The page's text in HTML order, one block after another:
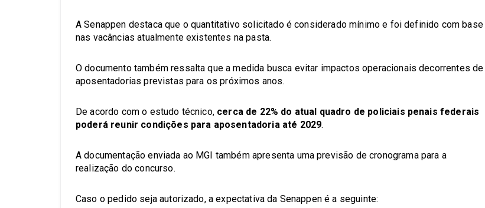
A Senappen destaca que o quantitativo solicitado é considerado mínimo e foi definido com base
nas vacâncias atualmente existentes na pasta.
O documento também ressalta que a medida busca evitar impactos operacionais decorrentes de
aposentadorias previstas para os próximos anos.
De acordo com o estudo técnico, cerca de 22% do atual quadro de policiais penais federais
poderá reunir condições para aposentadoria até 2029.
A documentação enviada ao MGI também apresenta uma previsão de cronograma para a
realização do concurso.
Caso o pedido seja autorizado, a expectativa da Senappen é a seguinte: